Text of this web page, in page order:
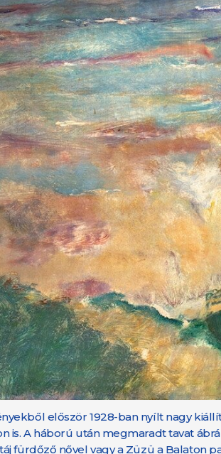
először 1928-ban nyílt nagy
is. A háború után megmaradt tavat
fürdőző nővel vagy a Züzü a Balaton